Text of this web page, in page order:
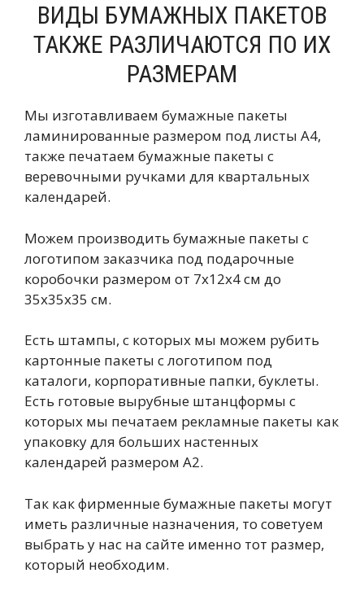
ВИДЫ БУМАЖНЫХ ПАКЕТОВ
ТАКЖЕ РАЗЛИЧАЮТСЯ ПО ИХ
РАЗМЕРАМ
Мы изготавливаем бумажные пакеты
ламинированные размером под листы А4,
также печатаем бумажные пакеты с
веревочными ручками для квартальных
календарей.
Можем производить бумажные пакеты с
логотипом заказчика под подарочные
коробочки размером от 7х12х4 см до
35х35х35 см.
Есть штампы, с которых мы можем рубить
картонные пакеты с логотипом под
каталоги, корпоративные папки, буклеты.
Есть готовые вырубные штанцформы с
которых мы печатаем рекламные пакеты как
упаковку для больших настенных
календарей размером А2.
Так как фирменные бумажные пакеты могут
иметь различные назначения, то советуем
выбрать у нас на сайте именно тот размер,
который необходим.